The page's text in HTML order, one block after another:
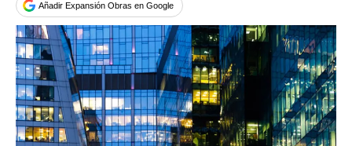
Añadir Expansión Obras en Google